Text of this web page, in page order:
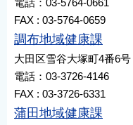
FAX : 03-5764-0659
調布地域健康課
大田区雪谷大塚町4番6号
電話：03-3726-4146
FAX : 03-3726-6331
蒲田地域健康課